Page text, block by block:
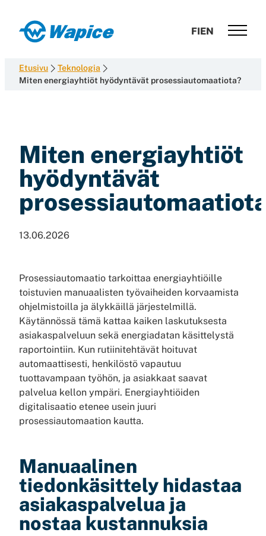
suoraan
sisältöön
Wapice
development
with
FIEN
Etusivu
Teknologia
Miten energiayhtiöt hyödyntävät prosessiautomaatiota?
Miten energiayhtiöt
hyödyntävät
13.06.2026
Prosessiautomaatio tarkoittaa energiayhtiöille
toistuvien manuaalisten työvaiheiden korvaamista
ohjelmistoilla ja älykkäillä järjestelmillä.
Käytännössä tämä kattaa kaiken laskutuksesta
asiakaspalveluun sekä energiadatan käsittelystä
raportointiin. Kun rutiinitehtävät hoituvat
automaattisesti, henkilöstö vapautuu
tuottavampaan työhön, ja asiakkaat saavat
palvelua kellon ympäri. Energiayhtiöiden
digitalisaatio etenee usein juuri
prosessiautomaation kautta.
Manuaalinen
tiedonkäsittely hidastaa
asiakaspalvelua ja
nostaa kustannuksia